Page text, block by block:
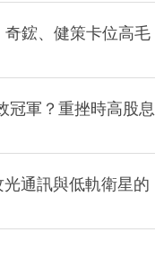
鋐、健策卡位高毛
冠軍？重挫時高股息
通訊與低軌衛星的